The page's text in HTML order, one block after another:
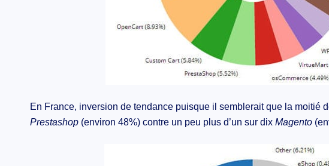
En France, inversion de tendance puisque il semblerait que la moitié
Prestashop (environ 48%) contre un peu plus d’un sur dix Magento